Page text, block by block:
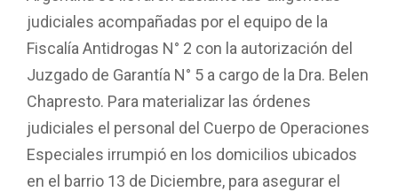
judiciales acompañadas por el equipo de la
Fiscalía Antidrogas N° 2 con la autorización del
Juzgado de Garantía N° 5 a cargo de la Dra. Belen
Chapresto. Para materializar las órdenes
judiciales el personal del Cuerpo de Operaciones
Especiales irrumpió en los domicilios ubicados
en el barrio 13 de Diciembre, para asegurar el